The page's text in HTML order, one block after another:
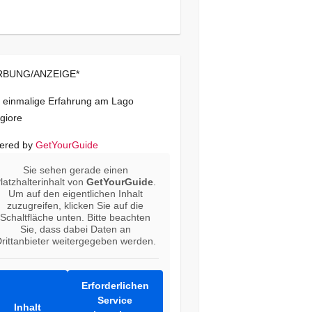
ANZEIGE*
einmalige Erfahrung am Lago
by GetYourGuide
Sie sehen gerade einen
vonGetYourGuide
Um auf den eigentlichen Inhalt
zuzugreifen, klicken Sie auf die
Schaltfläche unten. Bitte beachten
Sie, dass dabei Daten an
weitergegeben werden.
Inhalt
Erforderlichen
Service